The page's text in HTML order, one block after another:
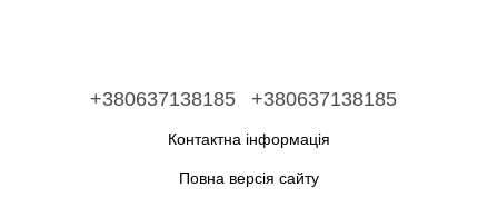
+380637138185 +380637138185
Контактна інформація
Повна версія сайту